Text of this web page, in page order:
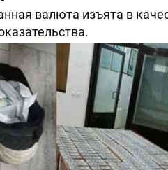
валюта изъята в